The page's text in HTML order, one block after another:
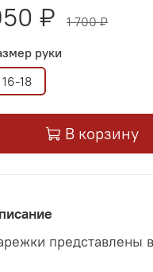
₽
1 700 ₽
руки
16-18
В корзину
представлены